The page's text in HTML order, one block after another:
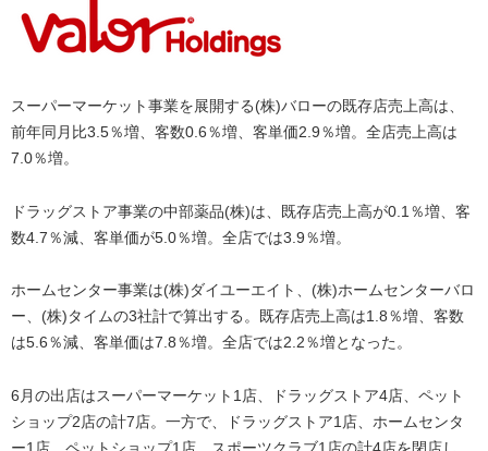
スーパーマーケット事業を展開する(株)バローの既存店売上高は、
前年同月比3.5％増、客数0.6％増、客単価2.9％増。全店売上高は
7.0％増。
ドラッグストア事業の中部薬品(株)は、既存店売上高が0.1％増、客
数4.7％減、客単価が5.0％増。全店では3.9％増。
ホームセンター事業は(株)ダイユーエイト、(株)ホームセンターバロ
ー、(株)タイムの3社計で算出する。既存店売上高は1.8％増、客数
は5.6％減、客単価は7.8％増。全店では2.2％増となった。
6月の出店はスーパーマーケット1店、ドラッグストア4店、ペット
ショップ2店の計7店。一方で、ドラッグストア1店、ホームセンタ
ー1店、ペットショップ1店、スポーツクラブ1店の計4店を閉店し